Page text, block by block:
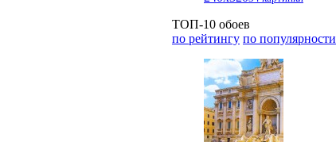
ТОП-10 обоев
по рейтингу по популярности